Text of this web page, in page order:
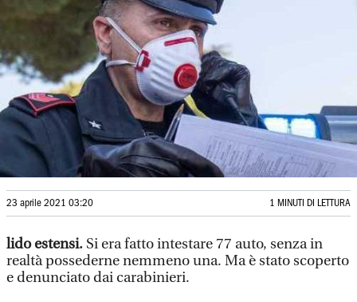
23 aprile 2021 03:20 1 MINUTI DI LETTURA
lido estensi. Si era fatto intestare 77 auto, senza in
realtà possederne nemmeno una. Ma è stato scoperto
e denunciato dai carabinieri.